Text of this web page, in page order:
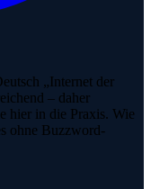
„Internet der
– daher
hier in die Praxis. Wie
ohne Buzzword-